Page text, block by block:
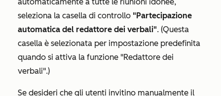
seleziona la casella di controllo "Partecipazione
automatica del redattore dei verbali". (Questa
casella è selezionata per impostazione predefinita
quando si attiva la funzione "Redattore dei
verbali".)
Se desideri che gli utenti invitino manualmente il